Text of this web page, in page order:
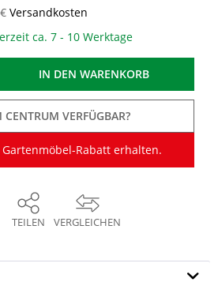
Versandkosten
ca. 7 - 10 Werktage
IN DEN WARENKORB
VERFÜGBAR?
Gartenmöbel-Rabatt erhalten.
VERGLEICHEN
TEILEN